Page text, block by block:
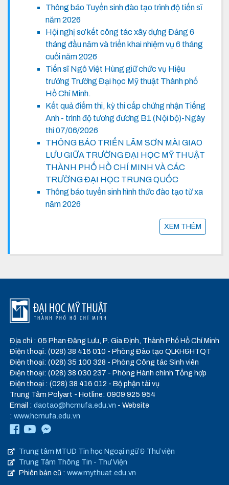
Thông báo Tuyển sinh đào tạo trình độ tiến sĩ
năm 2026
Hội nghị sơ kết công tác xây dựng Đảng 6
tháng đầu năm và triển khai nhiệm vụ 6 tháng
cuối năm 2026
Tiến sĩ Ngô Việt Hùng giữ chức vụ Hiệu
trưởng Trường Đại học Mỹ thuật Thành phố
Hồ Chí Minh.
Kết quả điểm thi, kỳ thi cấp chứng nhận Tiếng
Anh - trình độ tương đương B1 (Nội bộ)-Ngày
thi 07/06/2026
THÔNG BÁO TRIỂN LÃM SƠN MÀI GIAO
LƯU GIỮA TRƯỜNG ĐẠI HỌC MỸ THUẬT
THÀNH PHỐ HỒ CHÍ MINH VÀ CÁC
TRƯỜNG ĐẠI HỌC TRUNG QUỐC
Thông báo tuyển sinh hình thức đào tạo từ xa
năm 2026
XEM THÊM
Địa chỉ : 05 Phan Đăng Lưu, P. Gia Định, Thành Phố Hồ Chí Minh
Điện thoại: (028) 38 416 010 - Phòng Đào tạo QLKH&HTQT
Điện thoại: (028) 35 100 328 - Phòng Công tác Sinh viên
Điện thoại: (028) 38 030 237 - Phòng Hành chính Tổng hợp
Điện thoại : (028) 38 416 012 - Bộ phận tài vụ
Trung Tâm Polyart - Hotline: 0909 925 954
Email : daotao@hcmufa.edu.vn - Website
: www.hcmufa.edu.vn
Trung tâm MTUD Tin học Ngoại ngữ & Thư viện
Trung Tâm Thông Tin - Thư Viện
Phiên bản cũ : www.mythuat.edu.vn